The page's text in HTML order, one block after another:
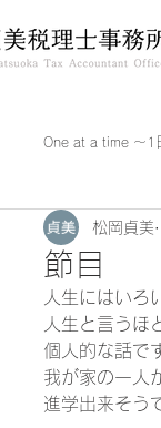
One at a time ～1
節目
松岡貞美
人生にはいろ
人生と言うほ
個人的な話で
我が家の一人
進学出来そう